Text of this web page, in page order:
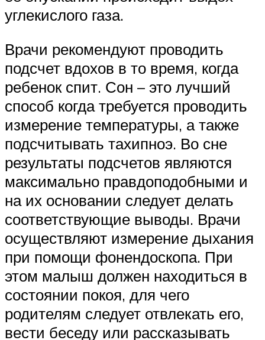
углекислого газа.
Врачи рекомендуют проводить
подсчет вдохов в то время, когда
ребенок спит. Сон – это лучший
способ когда требуется проводить
измерение температуры, а также
подсчитывать тахипноэ. Во сне
результаты подсчетов являются
максимально правдоподобными и
на их основании следует делать
соответствующие выводы. Врачи
осуществляют измерение дыхания
при помощи фонендоскопа. При
этом малыш должен находиться в
состоянии покоя, для чего
родителям следует отвлекать его,
вести беседу или рассказывать